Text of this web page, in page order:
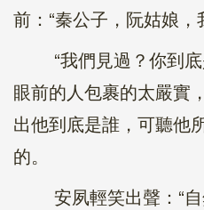
前：“秦公子，阮姑娘，
“我們見過？你到底
眼前的人包裹的太嚴實
出他到底是誰，可聽他
的。
安夙輕笑出聲：“自